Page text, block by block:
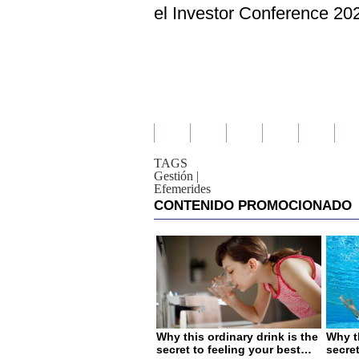
el Investor Conference
TAGS
Gestión |
Efemerides